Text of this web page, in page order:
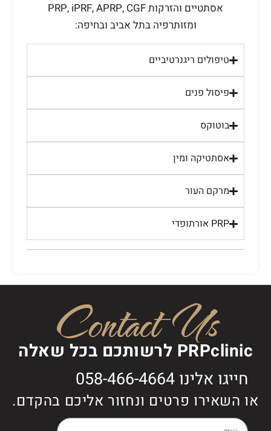
אסתטיים והזרקות PRP, iPRF, APRP, CGF
ומזותרפיה בתל אביב ובחיפה:
טיפולים ריגנרטיביים
פיסול פנים
בוטוקס
אסתטיקה ומין
מרקם העור
PRP אורתופדי
Contact Us
PRPclinic לרשותכם בכל שאלה
חייגו אלינו 058-466-4664
או השאירו פרטים ונחזור אליכם בהקדם.